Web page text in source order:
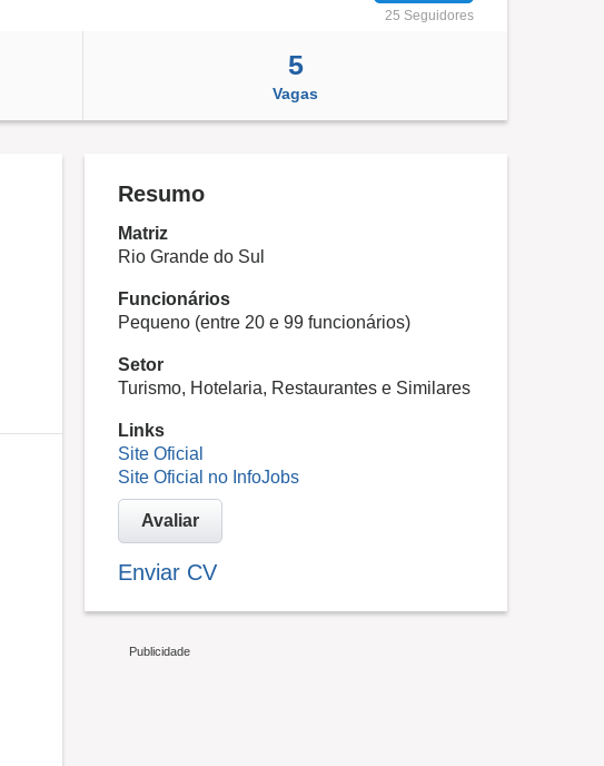
25 Seguidores
5
Vagas
Resumo
Matriz
Rio Grande do Sul
Funcionários
Pequeno (entre 20 e 99 funcionários)
Setor
Turismo, Hotelaria, Restaurantes e Similares
Links
Site Oficial
Site Oficial no InfoJobs
Avaliar
Enviar CV